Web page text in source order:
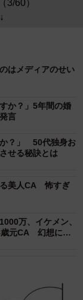
3/60）
はメディアのせい
か？」5年間の婚
言
か？」 50代独身お
せる秘訣とは
る美人CA 怖すぎ
万、イケメン、
元CA 幻想に弄